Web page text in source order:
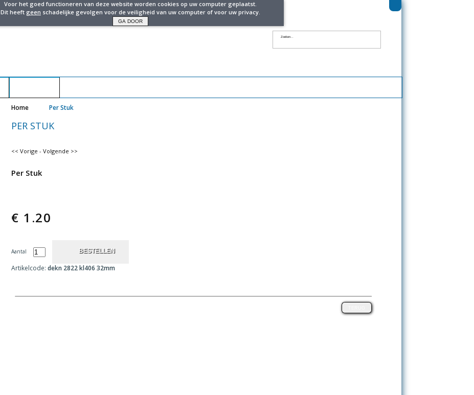
Voor het goed functioneren van deze website worden cookies op uw computer geplaatst.
Dit heeft geen schadelijke gevolgen voor de veiligheid van uw computer of voor uw privacy.
Home Per Stuk
PER STUK
<< Vorige - Volgende >>
Per Stuk
€ 1.20
Aantal
Artikelcode: dekn 2822 kl406 32mm